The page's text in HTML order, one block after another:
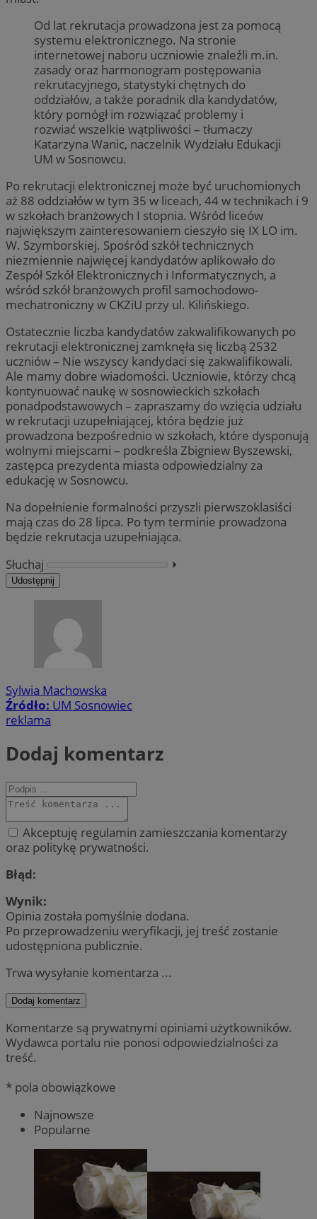
Od lat rekrutacja prowadzona jest za pomocą
systemu elektronicznego. Na stronie
internetowej naboru uczniowie znaleźli m.in.
zasady oraz harmonogram postępowania
rekrutacyjnego, statystyki chętnych do
oddziałów, a także poradnik dla kandydatów,
który pomógł im rozwiązać problemy i
rozwiać wszelkie wątpliwości – tłumaczy
Katarzyna Wanic, naczelnik Wydziału Edukacji
UM w Sosnowcu.
Po rekrutacji elektronicznej może być uruchomionych
aż 88 oddziałów w tym 35 w liceach, 44 w technikach i 9
w szkołach branżowych I stopnia. Wśród liceów
największym zainteresowaniem cieszyło się IX LO im.
W. Szymborskiej. Spośród szkół technicznych
niezmiennie najwięcej kandydatów aplikowało do
Zespół Szkół Elektronicznych i Informatycznych, a
wśród szkół branżowych profil samochodowo-
mechatroniczny w CKZiU przy ul. Kilińskiego.
Ostatecznie liczba kandydatów zakwalifikowanych po
rekrutacji elektronicznej zamknęła się liczbą 2532
uczniów – Nie wszyscy kandydaci się zakwalifikowali.
Ale mamy dobre wiadomości. Uczniowie, którzy chcą
kontynuować naukę w sosnowieckich szkołach
ponadpodstawowych – zapraszamy do wzięcia udziału
w rekrutacji uzupełniającej, która będzie już
prowadzona bezpośrednio w szkołach, które dysponują
wolnymi miejscami – podkreśla Zbigniew Byszewski,
zastępca prezydenta miasta odpowiedzialny za
edukację w Sosnowcu.
Na dopełnienie formalności przyszli pierwszoklasiści
mają czas do 28 lipca. Po tym terminie prowadzona
będzie rekrutacja uzupełniająca.
Słuchaj
⏵︎
Udostępnij
Sylwia Machowska
Źródło: UM Sosnowiec
reklama
Dodaj komentarz
Akceptuję regulamin zamieszczania komentarzy
oraz politykę prywatności.
Błąd:
Wynik:
Opinia została pomyślnie dodana.
Po przeprowadzeniu weryfikacji, jej treść zostanie
udostępniona publicznie.
Trwa wysyłanie komentarza ...
Dodaj komentarz
Komentarze są prywatnymi opiniami użytkowników.
Wydawca portalu nie ponosi odpowiedzialności za
treść.
* pola obowiązkowe
Najnowsze
Popularne